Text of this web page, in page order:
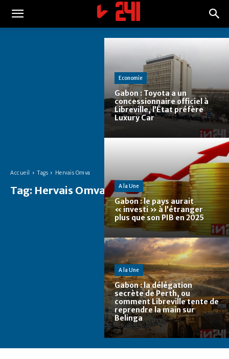
Accueil Tags Hervais Omva
Tag: Hervais Omva
Economie
Gabon : Toyota a un
concessionnaire officiel à
Libreville, l’État préfère
Luxury Car
A la Une
Gabon : le pays aurait
« investi » à l’étranger
plus que son PIB en 2025
A la Une
Gabon : la délégation
secrète de Perth, ou
comment Libreville tente de
reprendre la main sur
Belinga